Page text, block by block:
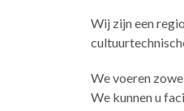
Wij zijn een
We voeren
We kunnen u